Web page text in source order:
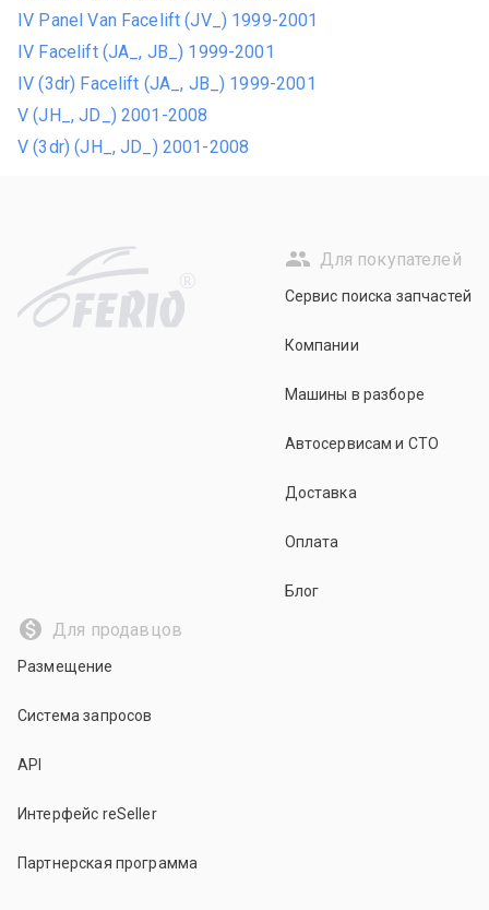
IV Panel Van Facelift (JV_) 1999-2001
IV Facelift (JA_, JB_) 1999-2001
IV (3dr) Facelift (JA_, JB_) 1999-2001
V (JH_, JD_) 2001-2008
V (3dr) (JH_, JD_) 2001-2008
R
Для покупателей
Сервис поиска запчастей
Компании
Машины в разборе
Автосервисам и СТО
Доставка
Оплата
Блог
Для продавцов
Размещение
Система запросов
API
Интерфейс reSeller
Партнерская программа